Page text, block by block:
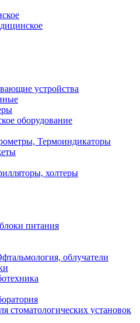
устройства
оборудование
Термоиндикаторы
холтеры
питания
облучатели
стоматологических установок